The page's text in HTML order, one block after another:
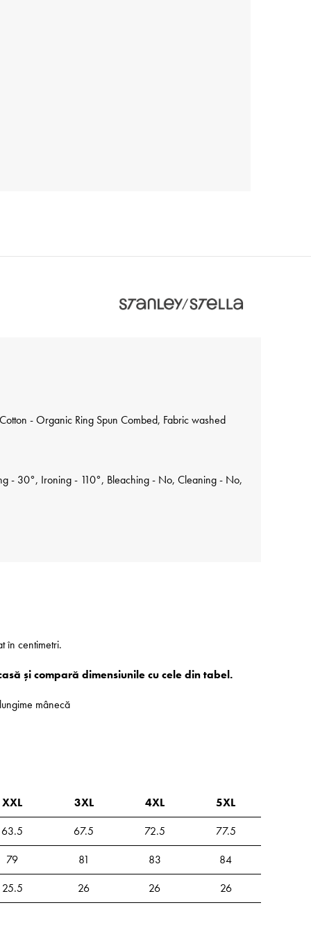
- Organic Ring Spun Combed, Fabric washed
- 30°, Ironing - 110°, Bleaching - No, Cleaning - No,
în centimetri.
și compară dimensiunile cu cele din tabel.
mânecă
XXL 3XL 4XL
5XL
63.5 67.5 72.5
77.5
79 81 83
84
25.5 26 26 26